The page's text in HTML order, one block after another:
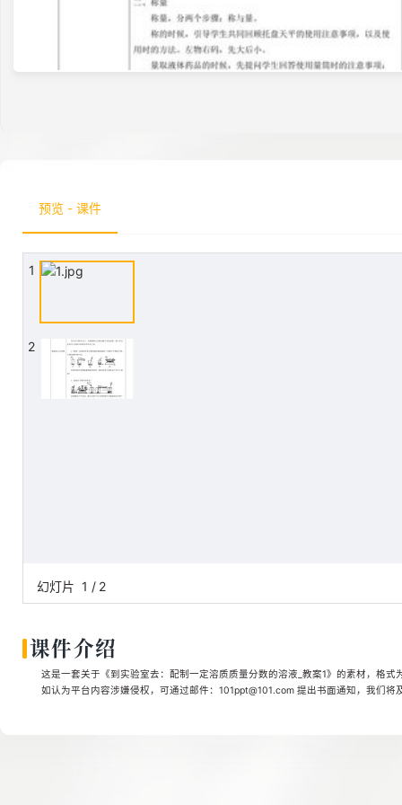
预览 - 课件
1
2
幻灯片 1 / 2
课件介绍
这是一套关于《到实验室去：配制一定溶质质量分数的溶液_教案1》的素材，格
如认为平台内容涉嫌侵权，可通过邮件：101ppt@101.com 提出书面通知，我们将